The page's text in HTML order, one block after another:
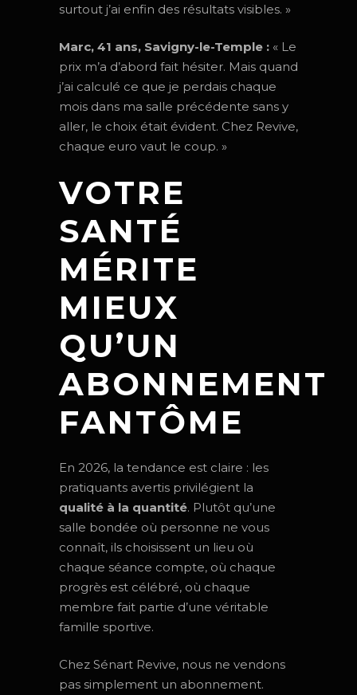
surtout j’ai enfin des résultats visibles. »
Marc, 41 ans, Savigny-le-Temple : « Le
prix m’a d’abord fait hésiter. Mais quand
j’ai calculé ce que je perdais chaque
mois dans ma salle précédente sans y
aller, le choix était évident. Chez Revive,
chaque euro vaut le coup. »
VOTRE
SANTÉ
MÉRITE
MIEUX
QU’UN
ABONNEMENT
FANTÔME
En 2026, la tendance est claire : les
pratiquants avertis privilégient la
qualité à la quantité. Plutôt qu’une
salle bondée où personne ne vous
connaît, ils choisissent un lieu où
chaque séance compte, où chaque
progrès est célébré, où chaque
membre fait partie d’une véritable
famille sportive.
Chez Sénart Revive, nous ne vendons
pas simplement un abonnement.